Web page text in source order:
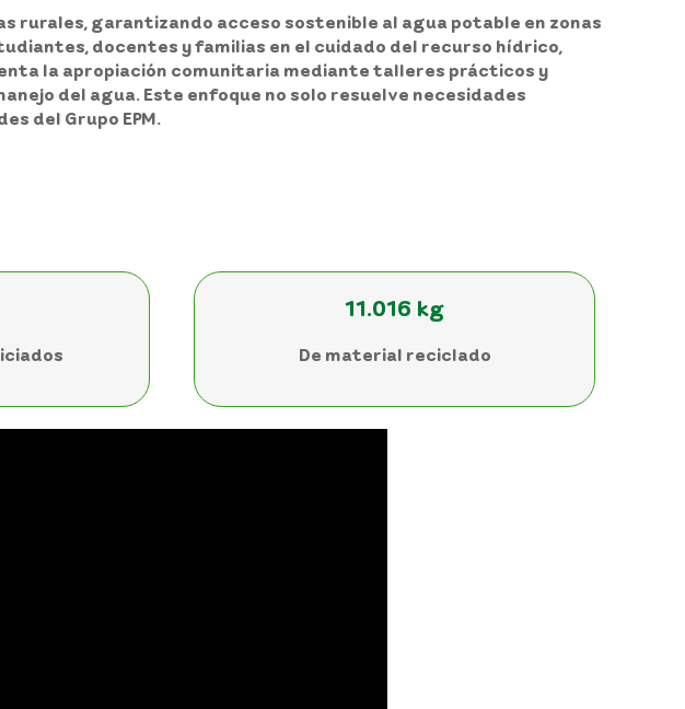
garantizando acceso sostenible al agua potable en zonas
docentes y familias en el cuidado del recurso hídrico,
la apropiación comunitaria mediante talleres prácticos y
del agua. Este enfoque no solo resuelve necesidades
del Grupo EPM.
11.016 kg
De material reciclado